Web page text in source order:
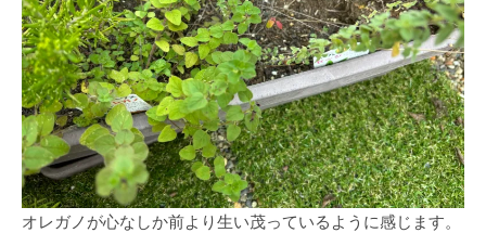
オレガノが心なしか前より生い茂っているように感じます。